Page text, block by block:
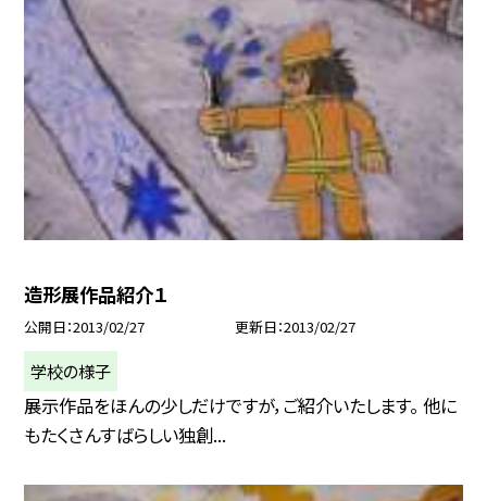
造形展作品紹介１
公開日 2013/02/27 更新日 2013/02/27
学校の様子
展示作品をほんの少しだけですが，ご紹介いたします。 他に
もたくさんすばらしい独創...